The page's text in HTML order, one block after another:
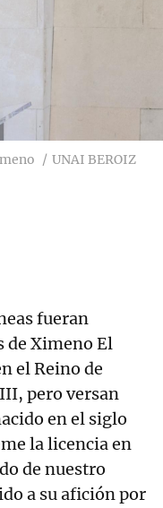
UNAI BEROIZ
fueran
de Ximeno El
el Reino de
pero versan
en el siglo
la licencia en
de nuestro
a su afición por